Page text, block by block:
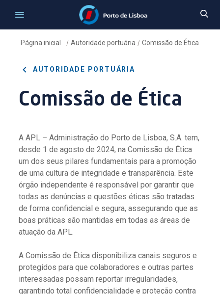
Página inicial /Autoridade portuária /Comissão de Ética
AUTORIDADE PORTUÁRIA
Comissão de Ética
A APL – Administração do Porto de Lisboa, S.A. tem,
desde 1 de agosto de 2024, na Comissão de Ética
um dos seus pilares fundamentais para a promoção
de uma cultura de integridade e transparência. Este
órgão independente é responsável por garantir que
todas as denúncias e questões éticas são tratadas
de forma confidencial e segura, assegurando que as
boas práticas são mantidas em todas as áreas de
atuação da APL.
A Comissão de Ética disponibiliza canais seguros e
protegidos para que colaboradores e outras partes
interessadas possam reportar irregularidades,
garantindo total confidencialidade e proteção contra